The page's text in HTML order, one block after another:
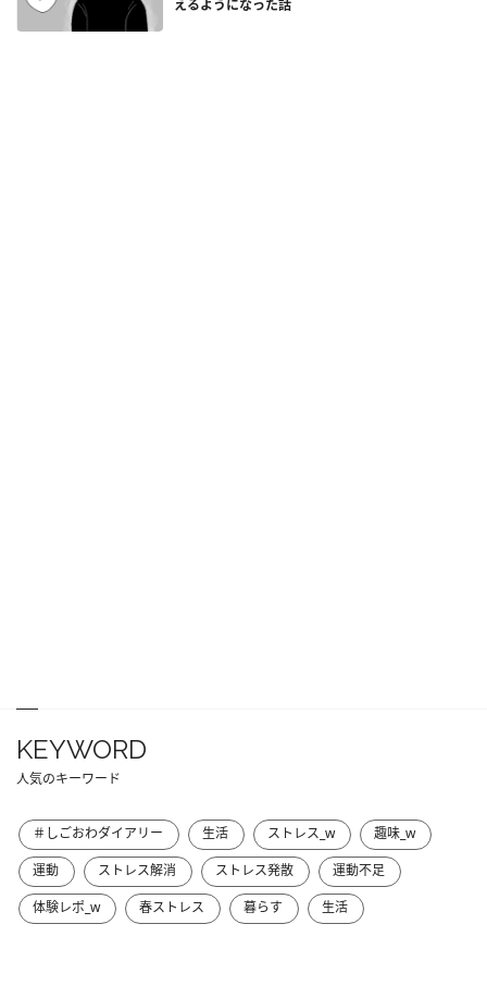
えるようになった話
KEYWORD
人気のキーワード
＃しごおわダイアリー 生活 ストレス_w
趣味_w
運動
ストレス解消 ストレス発散
運動不足
体験レポ_w
春ストレス 暮らす 生活